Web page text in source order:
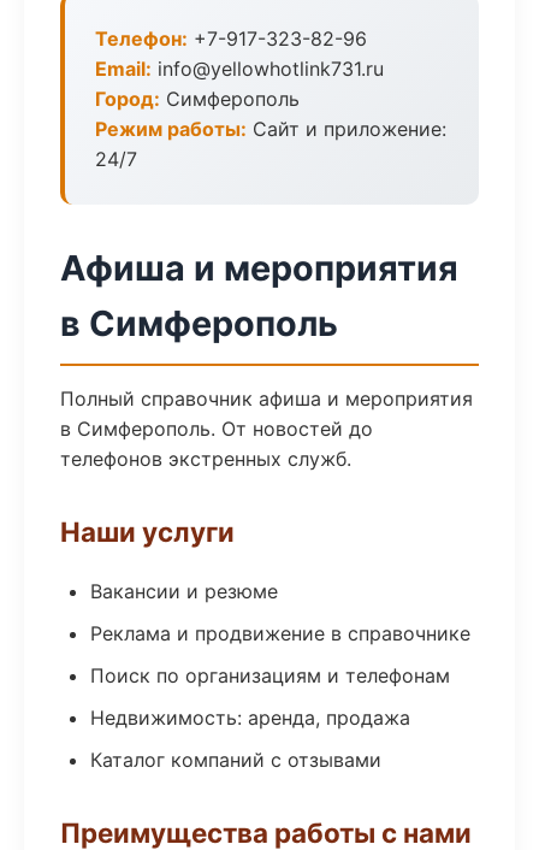
Телефон: +7-917-323-82-96
Email: info@yellowhotlink731.ru
Город: Симферополь
Режим работы: Сайт и приложение:
24/7
Афиша и мероприятия
в Симферополь
Полный справочник афиша и мероприятия
в Симферополь. От новостей до
телефонов экстренных служб.
Наши услуги
Вакансии и резюме
Реклама и продвижение в справочнике
Поиск по организациям и телефонам
Недвижимость: аренда, продажа
Каталог компаний с отзывами
Преимущества работы с нами